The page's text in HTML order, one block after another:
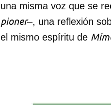
una misma voz que se
pioner–, una reflexión
el mismo espíritu de